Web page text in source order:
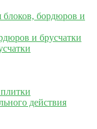
бордюров и
и брусчатки
действия